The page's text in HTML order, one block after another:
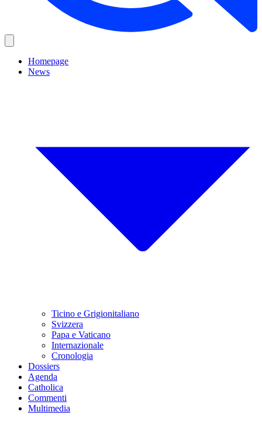
Homepage
News
Ticino e Grigionitaliano
Svizzera
Papa e Vaticano
Internazionale
Cronologia
Dossiers
Agenda
Catholica
Commenti
Multimedia